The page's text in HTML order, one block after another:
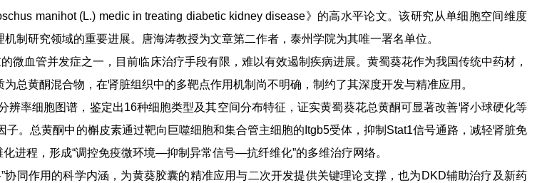
manihot (L.) medic in treating diabetic kidney disease》的高水平论文。该研究从单细胞空间维度
制研究领域的重要进展。唐海涛教授为文章第二作者，泰州学院为其唯一署名单位。
血管并发症之一，目前临床治疗手段有限，难以有效遏制疾病进展。黄蜀葵花作为我国传统中药材，
总黄酮混合物，在肾脏组织中的多靶点作用机制尚不明确，制约了其深度开发与精准应用。
率细胞图谱，鉴定出16种细胞类型及其空间分布特征，证实黄蜀葵花总黄酮可显著改善肾小球硬化等
。总黄酮中的槲皮素通过靶向巨噬细胞和集合管主细胞的Itgb5受体，抑制Stat1信号通路，减轻肾脏免
进程，形成“调控免疫微环境—抑制异常信号—抗纤维化”的多维治疗网络。
同作用的科学内涵，为黄葵胶囊的精准应用与二次开发提供关键理论支撑，也为DKD辅助治疗及新药